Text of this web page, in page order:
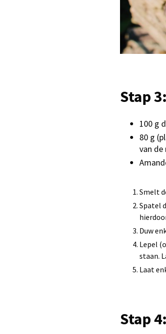
Stap
100 g
80 g
van
Smelt
Spatel
Duw
Lepel
staan.
Laat
Stap 4: